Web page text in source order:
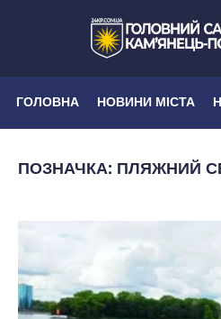
ГОЛОВНА НОВИНИ МІСТА
ПОЗНАЧКА: ПЛЯЖНИЙ